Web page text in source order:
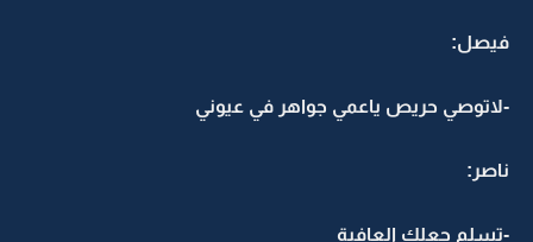
فيصل:
-لاتوصي حريص ياعمي جواهر في عيوني
ناصر:
-تسلم جعلك العافية